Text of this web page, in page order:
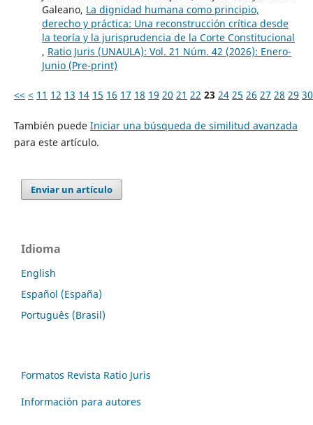
Galeano, La dignidad humana como principio,
derecho y práctica: Una reconstrucción crítica desde
la teoría y la jurisprudencia de la Corte Constitucional
, Ratio Juris (UNAULA): Vol. 21 Núm. 42 (2026): Enero-
Junio (Pre-print)
<< < 11 12 13 14 15 16 17 18 19 20 21 22 23 24 25 26 27 28 29 30
También puede Iniciar una búsqueda de similitud avanzada
para este artículo.
Enviar un artículo
Idioma
English
Español (España)
Português (Brasil)
Formatos Revista Ratio Juris
Información para autores